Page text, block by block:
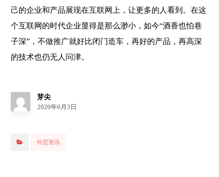
己的企业和产品展现在互联网上，让更多的人看到。在这
个互联网的时代企业显得是那么渺小，如今“酒香也怕巷
子深”，不做推广就好比闭门造车，再好的产品，再高深
的技术也仍无人问津。
芽尖
2020年6月3日
外贸资讯